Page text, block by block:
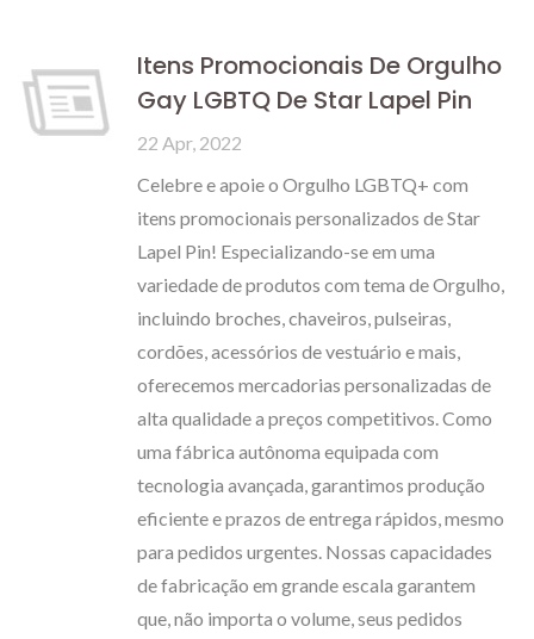
Itens Promocionais De Orgulho
Gay LGBTQ De Star Lapel Pin
22 Apr, 2022
Celebre e apoie o Orgulho LGBTQ+ com
itens promocionais personalizados de Star
Lapel Pin! Especializando-se em uma
variedade de produtos com tema de Orgulho,
incluindo broches, chaveiros, pulseiras,
cordões, acessórios de vestuário e mais,
oferecemos mercadorias personalizadas de
alta qualidade a preços competitivos. Como
uma fábrica autônoma equipada com
tecnologia avançada, garantimos produção
eficiente e prazos de entrega rápidos, mesmo
para pedidos urgentes. Nossas capacidades
de fabricação em grande escala garantem
que, não importa o volume, seus pedidos